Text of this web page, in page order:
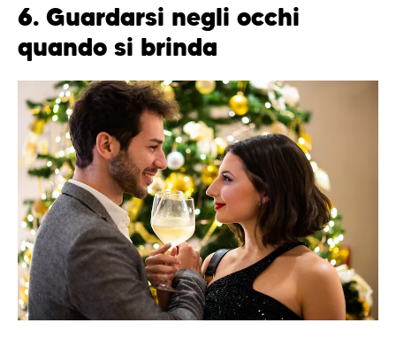
6. Guardarsi negli occhi
quando si brinda